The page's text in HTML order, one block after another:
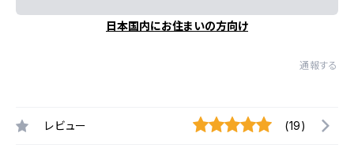
日本国内にお住まいの方向け
通報する
レビュー (19)